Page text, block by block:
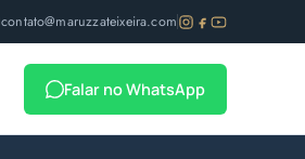
contato@maruzzateixeira.com
Falar no WhatsApp